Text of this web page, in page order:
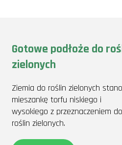
Gotowe podłoże do
zielonych
Ziemia do roślin zielonych
mieszankę torfu niskiego i
wysokiego z przeznaczeniem do
roślin zielonych.